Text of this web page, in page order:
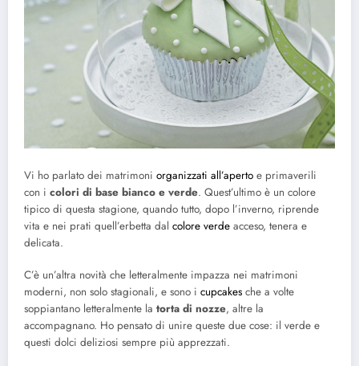
Vi ho parlato dei matrimoni organizzati all’aperto e primaverili
con i colori di base bianco e verde. Quest’ultimo è un colore
tipico di questa stagione, quando tutto, dopo l’inverno, riprende
vita e nei prati quell’erbetta dal colore verde acceso, tenera e
delicata.
C’è un’altra novità che letteralmente impazza nei matrimoni
moderni, non solo stagionali, e sono i cupcakes che a volte
soppiantano letteralmente la torta di nozze, altre la
accompagnano. Ho pensato di unire queste due cose: il verde e
questi dolci deliziosi sempre più apprezzati.